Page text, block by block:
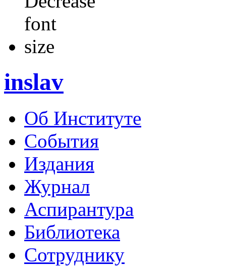
inslav
Об Институте
События
Издания
Журнал
Аспирантура
Библиотека
Сотруднику